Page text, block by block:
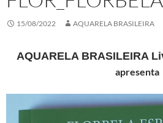
15/08/2022 AQUARELA BRASILEIRA
AQUARELA BRASILEIRA
apresenta